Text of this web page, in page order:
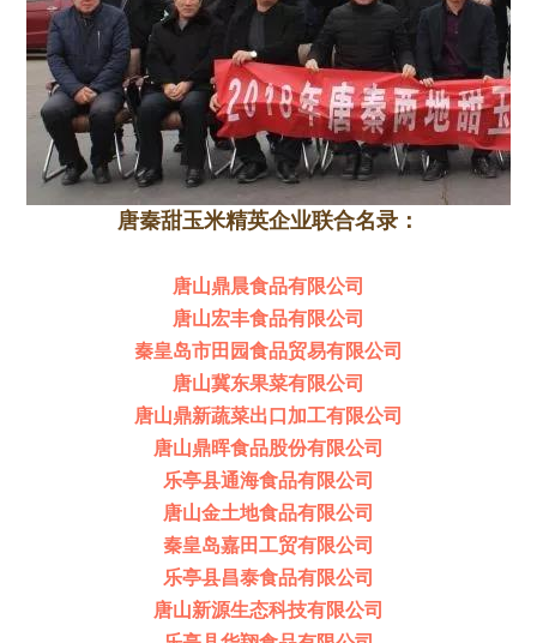
唐秦甜玉米精英企业联合名录：
唐山鼎晨食品有限公司
唐山宏丰食品有限公司
秦皇岛市田园食品贸易有限公司
唐山冀东果菜有限公司
唐山鼎新蔬菜出口加工有限公司
唐山鼎晖食品股份有限公司
乐亭县通海食品有限公司
唐山金土地食品有限公司
秦皇岛嘉田工贸有限公司
乐亭县昌泰食品有限公司
唐山新源生态科技有限公司